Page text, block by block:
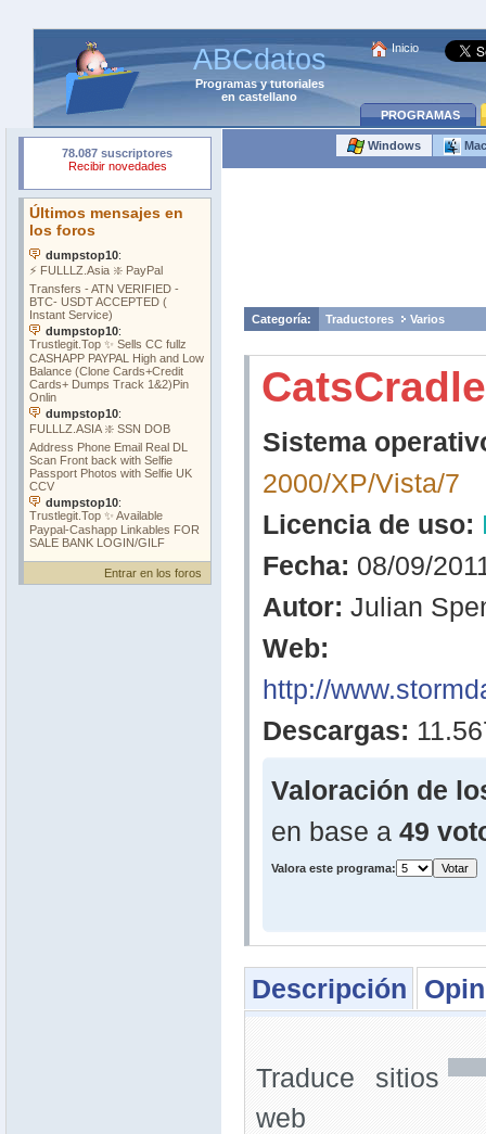
ABCdatos
Programasytutoriales
en castellano
Inicio
PROGRAMAS
Entrar en los foros
Windows Mac
Categoría: Traductores Varios
Sistema
2000/XP/Vista/7
Licencia de uso:
Fecha: 08/09/
Autor: Julian
Web:
http://
Descargas:
Valoración de
en base a 49
Valora este programa:
Descripción
Traduce sitios
web